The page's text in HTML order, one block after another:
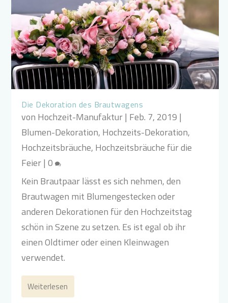
Die Dekoration des Brautwagens
von Hochzeit-Manufaktur| Feb. 7, 2019 |
Blumen-Dekoration, Hochzeits-Dekoration,
Hochzeitsbräuche, Hochzeitsbräuche für die
Feier|0
Kein Brautpaar lässt es sich nehmen, den
Brautwagen mit Blumengestecken oder
anderen Dekorationen für den Hochzeitstag
schön in Szene zu setzen. Es ist egal ob ihr
einen Oldtimer oder einen Kleinwagen
verwendet.
Weiterlesen